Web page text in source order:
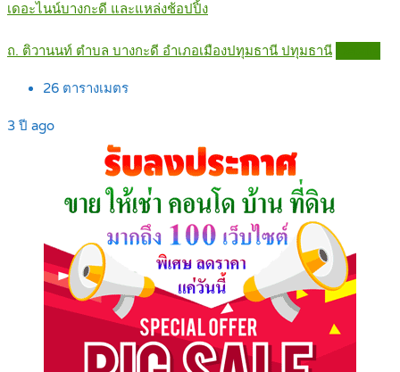
เดอะไนน์บางกะดี และแหล่งช้อปปิ้ง
ถ. ติวานนท์ ตำบล บางกะดี อำเภอเมืองปทุมธานี ปทุมธานี
26 ตารางเมตร
3 ปี ago